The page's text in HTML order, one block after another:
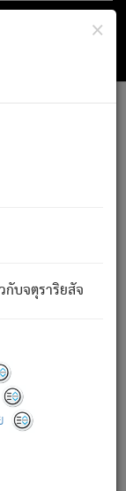
สารบัญ×
บจตุราริยสัจ
หน้า
งนั้นย่อมเป็น
ภพโดยความ
ลินยิ่งนักในภพ
เขาไม่รู้จัก)
รละขาดซึ่ง
พ้นจากภพว่า
ทั้งปวงนั้น